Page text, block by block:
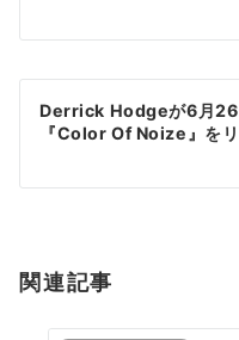
ン
Derrick Hodgeが6月26
『Color Of Noize』を
関連記事